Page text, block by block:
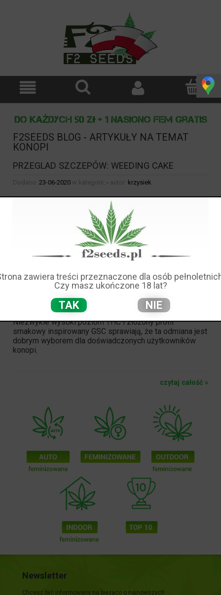
F2SEEDS BLOG - ARTYKUŁY NA TEMAT
KONOPI
PRZEGLAD SZCZEPÓW: WEEDING CAKE
Dodano: 23-06-2020 w kategorii: - autor: krzysiek
SZCZEPÓW: WEEDING CAKE
Wedding Caketo silna hybryda z dominacją indiki z
nieskazitelną genetyką
Niezwykle wysoki poziomTHCi złożony profil
smakowy inspirowany GSC sprawiają, że ta odmiana jest
dobrym wyborem dla doświadczonych użytkowników
konopi.
czytaj całość »
Newsletter
Chcesz być informowany na bieżąco o najnowszych
zawiera treści przeznaczone dla osób
Czy masz ukończone 18 lat?
TAK NIE